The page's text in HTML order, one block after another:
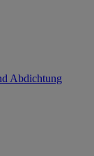
Abdichtung